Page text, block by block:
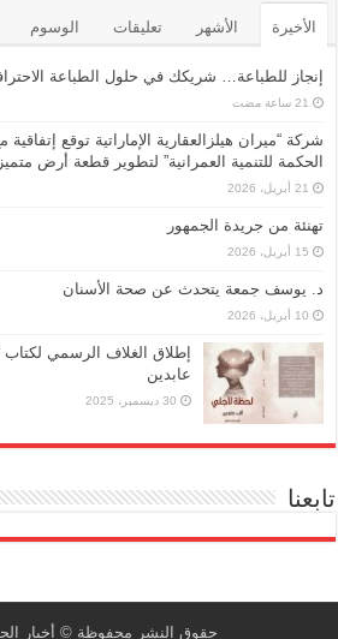
الأخيرة الأشهر تعليقات الوسوم
إنجاز للطباعة… شريكك في حلول الطباعة
شركة “ميران هيلزالعقارية الإماراتية توقع
الحكمة للتنمية العمرانية” لتطوير قطعة أرض
21 أبريل، 2026
تهنئة من جريدة الجمهور
15 أبريل، 2026
د. يوسف جمعة يتحدث عن صحة الأسنان
10 أبريل، 2026
إطلاق الغلاف الرسمي لكتاب
عابدين
30 ديسمبر، 2025
تابعنا
حقوق النشر محفوظة © أخبار